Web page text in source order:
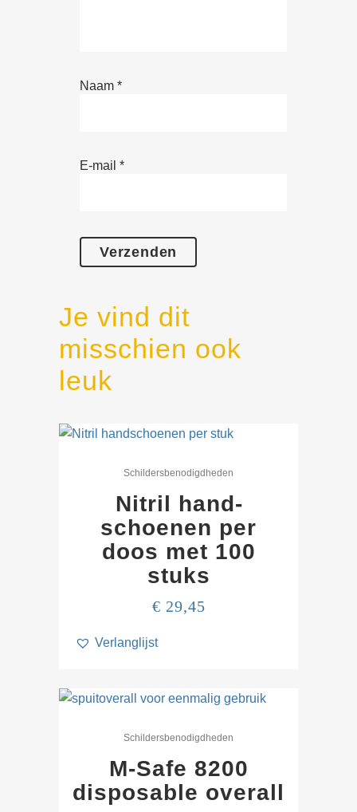
Naam *
E-mail *
Je vind dit
misschien ook
leuk
variaties.
worden
productpagina
Schilders­­benodigdheden
Nitril hand­
schoenen per
doos met 100
stuks
€ 29,45
Verlanglijst
meerdere
variaties.
Schilders­­benodigdheden
M-Safe 8200
disposable overall